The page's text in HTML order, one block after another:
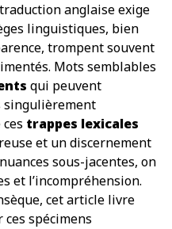
anglaise exige
linguistiques, bien
trompent souvent
Mots semblables
qui peuvent
singulièrement
trappes lexicales
et un discernement
sous-jacentes, on
et l’incompréhension.
cet article livre
spécimens